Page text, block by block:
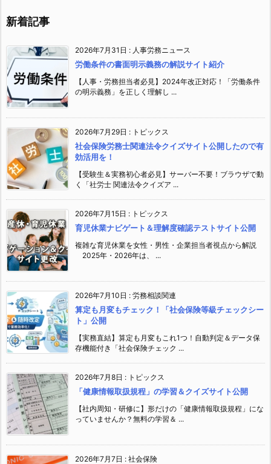
新着記事
2026年7月31日 : 人事労務ニュース
労働条件の書面明示義務の解説サイト紹介
【人事・労務担当者必見】2024年改正対応！「労働条件
の明示義務」を正しく理解し ...
2026年7月29日 : トピックス
社会保険労務士関連法令クイズサイト公開したので有
効活用を！
【受験生＆実務初心者必見】サーバー不要！ブラウザで動
く「社労士 関連法令クイズア ...
2026年7月15日 : トピックス
育児休業ナビゲート＆理解度確認テストサイト公開
複雑な育児休業を女性・男性・企業担当者視点から解説
2025年・2026年は、 ...
2026年7月10日 : 労務相談関連
算定も月変もチェック！「社会保険等級チェックシー
ト」公開
【実務直結】算定も月変もこれ1つ！自動判定＆データ保
存機能付き「社会保険チェック ...
2026年7月8日 : トピックス
「健康情報取扱規程」の学習＆クイズサイト公開
【社内周知・研修に】形だけの「健康情報取扱規程」にな
っていませんか？無料の学習＆ ...
2026年7月7日 : 社会保険